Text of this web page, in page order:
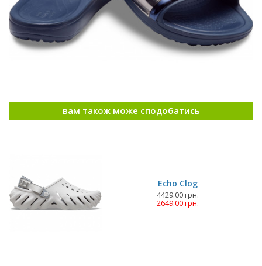
вам також може сподобатись
Echo Clog
4429.00 грн.
2649.00 грн.